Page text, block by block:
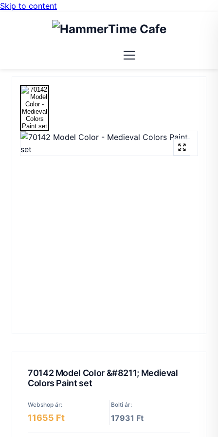
Skip to content
70142 Model Color &#8211; Medieval
Colors Paint set
Webshop ár: Bolti ár:
11655 Ft 17931 Ft